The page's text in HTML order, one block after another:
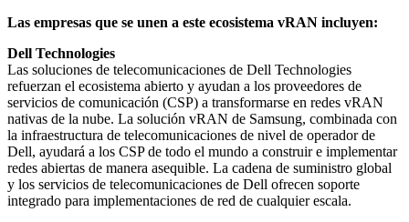
Las empresas que se unen a este ecosistema vRAN incluyen:
Dell Technologies
Las soluciones de telecomunicaciones de Dell Technologies
refuerzan el ecosistema abierto y ayudan a los proveedores de
servicios de comunicación (CSP) a transformarse en redes vRAN
nativas de la nube. La solución vRAN de Samsung, combinada con
la infraestructura de telecomunicaciones de nivel de operador de
Dell, ayudará a los CSP de todo el mundo a construir e implementar
redes abiertas de manera asequible. La cadena de suministro global
y los servicios de telecomunicaciones de Dell ofrecen soporte
integrado para implementaciones de red de cualquier escala.